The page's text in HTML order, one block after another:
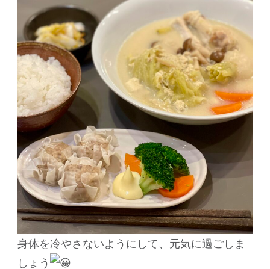
身体を冷やさないようにして、元気に過ごしま
しょう